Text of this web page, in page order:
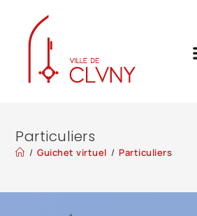
Particuliers
/ Guichet virtuel / Particuliers